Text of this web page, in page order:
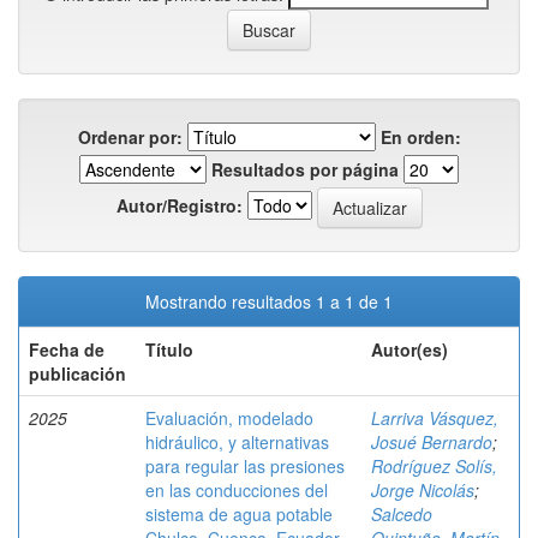
Ordenar por:
En orden:
Resultados por página
Autor/Registro:
Mostrando resultados 1 a 1 de 1
Fecha de
publicación
Título Autor(es)
2025
Evaluación, modelado
hidráulico, y alternativas
para regular las presiones
en las conducciones del
sistema de agua potable
Larriva Vásquez,
Josué Bernardo;
Rodríguez Solís,
Jorge Nicolás;
Salcedo